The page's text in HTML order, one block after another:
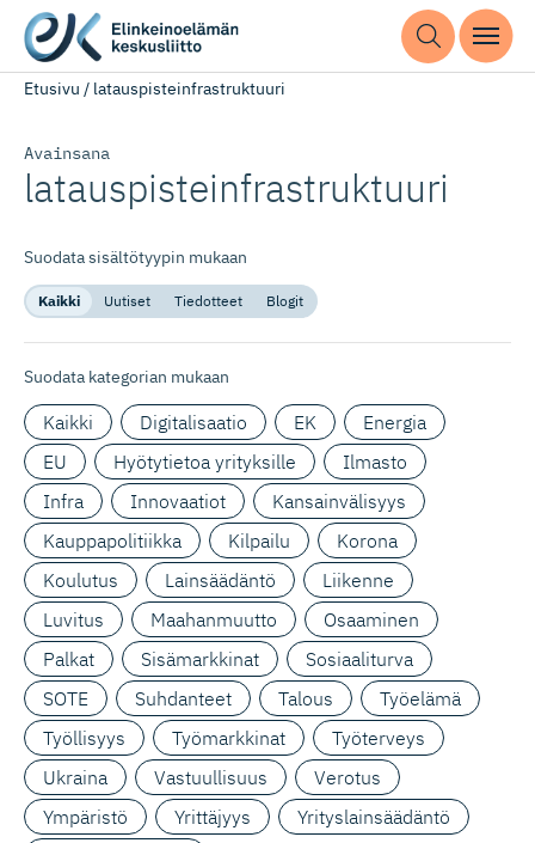
Etusivu / latauspisteinfrastruktuuri
Avainsana
latauspis­teinf­rast­ruktuuri
Suodata sisältötyypin mukaan
Kaikki Uutiset Tiedotteet Blogit
Suodata kategorian mukaan
Kaikki Digitalisaatio EK
Energia
EU
Hyötytietoa yrityksille
Ilmasto
Infra
Innovaatiot
Kansainvälisyys
Kauppapolitiikka
Kilpailu
Korona
Koulutus
Lainsäädäntö
Liikenne
Luvitus
Maahanmuutto
Osaaminen
Palkat
Sisämarkkinat
Sosiaaliturva
SOTE
Suhdanteet Talous
Työelämä
Työllisyys
Työmarkkinat
Työterveys
Ukraina
Vastuullisuus
Verotus
Ympäristö
Yrittäjyys
Yrityslainsäädäntö